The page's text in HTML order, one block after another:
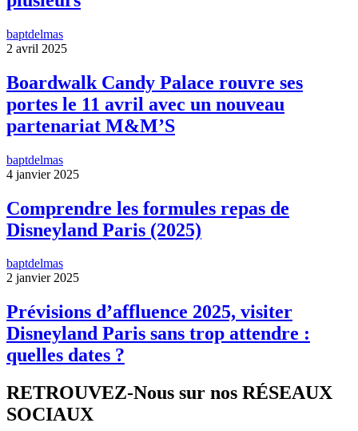
baptdelmas
2 avril 2025
Boardwalk Candy Palace rouvre ses
portes le 11 avril avec un nouveau
partenariat M&M’S
baptdelmas
4 janvier 2025
Comprendre les formules repas de
Disneyland Paris (2025)
baptdelmas
2 janvier 2025
Prévisions d’affluence 2025, visiter
Disneyland Paris sans trop attendre :
quelles dates ?
RETROUVEZ-Nous sur nos RÉSEAUX
SOCIAUX